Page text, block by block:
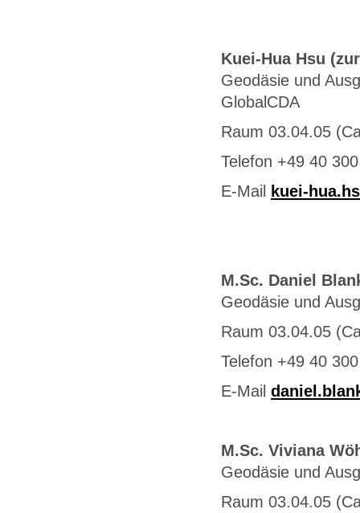
Kuei-Hua Hsu
Geodäsie und
GlobalCDA
Raum 03.04.05
Telefon +49 40
E-Mail
kuei-
M.Sc. Daniel
Geodäsie und
Raum 03.04.05
Telefon +49 40
E-Mail
M.Sc. Viviana
Geodäsie und
Raum 03.04.05